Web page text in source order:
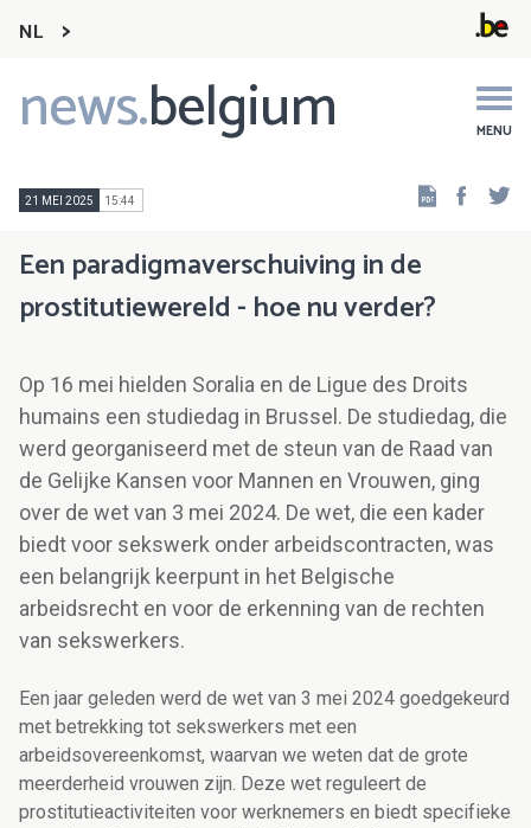
NL
news.belgium MENU
Main
navigation
21 MEI 2025 15:44
Een paradigmaverschuiving in de
prostitutiewereld - hoe nu verder?
Op 16 mei hielden Soralia en de Ligue des Droits
humains een studiedag in Brussel. De studiedag, die
werd georganiseerd met de steun van de Raad van
de Gelijke Kansen voor Mannen en Vrouwen, ging
over de wet van 3 mei 2024. De wet, die een kader
biedt voor sekswerk onder arbeidscontracten, was
een belangrijk keerpunt in het Belgische
arbeidsrecht en voor de erkenning van de rechten
van sekswerkers.
Een jaar geleden werd de wet van 3 mei 2024 goedgekeurd
met betrekking tot sekswerkers met een
arbeidsovereenkomst, waarvan we weten dat de grote
meerderheid vrouwen zijn. Deze wet reguleert de
prostitutieactiviteiten voor werknemers en biedt specifieke